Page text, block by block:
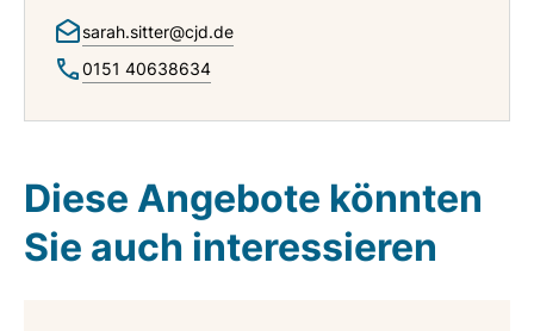
sarah.sitter@cjd.de
0151 40638634
Diese Angebote könnten
Sie auch interessieren